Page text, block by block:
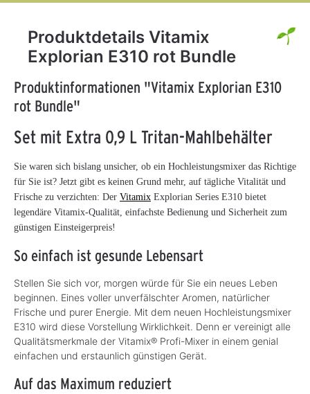
Produktdetails Vitamix
Explorian E310 rot Bundle
Produktinformationen "Vitamix Explorian E310
rot Bundle"
Set mit Extra 0,9 L Tritan-Mahlbehälter
Sie waren sich bislang unsicher, ob ein Hochleistungsmixer das Richtige
für Sie ist? Jetzt gibt es keinen Grund mehr, auf tägliche Vitalität und
Frische zu verzichten: Der Vitamix Explorian Series E310 bietet
legendäre Vitamix-Qualität, einfachste Bedienung und Sicherheit zum
günstigen Einsteigerpreis!
So einfach ist gesunde Lebensart
Stellen Sie sich vor, morgen würde für Sie ein neues Leben
beginnen. Eines voller unverfälschter Aromen, natürlicher
Frische und purer Energie. Mit dem neuen Hochleistungsmixer
E310 wird diese Vorstellung Wirklichkeit. Denn er vereinigt alle
Qualitätsmerkmale der Vitamix® Profi-Mixer in einem genial
einfachen und erstaunlich günstigen Gerät.
Auf das Maximum reduziert